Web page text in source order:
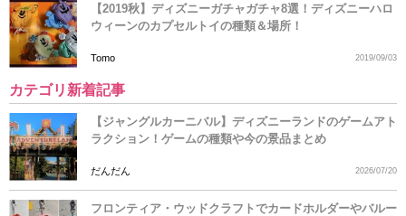
【2019秋】ディズニーガチャガチャ8選！ディズニーハロ
ウィーンのカプセルトイの種類＆場所！
Tomo 2019/09/03
カテゴリ新着記事
【ジャングルカーニバル】ディズニーランドのゲームアト
ラクション！ゲームの種類や今の景品まとめ
だんだん 2026/07/20
フロンティア・ウッドクラフトでカードホルダーやバルー